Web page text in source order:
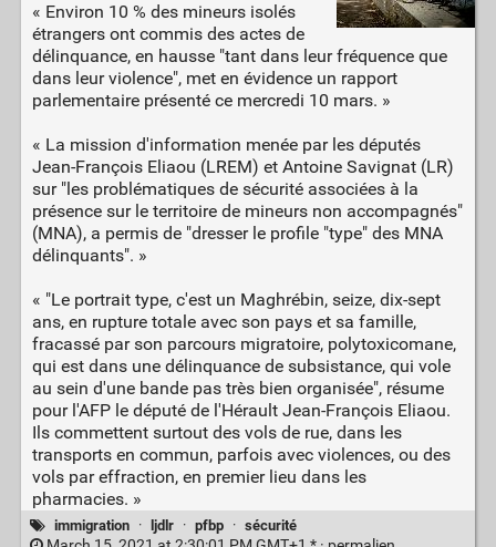
« Environ 10 % des mineurs isolés
étrangers ont commis des actes de
délinquance, en hausse "tant dans leur fréquence que
dans leur violence", met en évidence un rapport
parlementaire présenté ce mercredi 10 mars. »
« La mission d'information menée par les députés
Jean-François Eliaou (LREM) et Antoine Savignat (LR)
sur "les problématiques de sécurité associées à la
présence sur le territoire de mineurs non accompagnés"
(MNA), a permis de "dresser le profile "type" des MNA
délinquants". »
« "Le portrait type, c'est un Maghrébin, seize, dix-sept
ans, en rupture totale avec son pays et sa famille,
fracassé par son parcours migratoire, polytoxicomane,
qui est dans une délinquance de subsistance, qui vole
au sein d'une bande pas très bien organisée", résume
pour l'AFP le député de l'Hérault Jean-François Eliaou.
Ils commettent surtout des vols de rue, dans les
transports en commun, parfois avec violences, ou des
vols par effraction, en premier lieu dans les
pharmacies. »
immigration · ljdlr · pfbp · sécurité